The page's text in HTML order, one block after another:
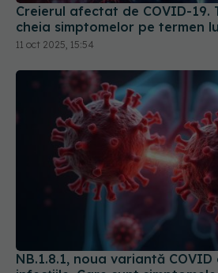
NB.1.8.1, noua variantă COVID
infecțiile. Care sunt simptomele